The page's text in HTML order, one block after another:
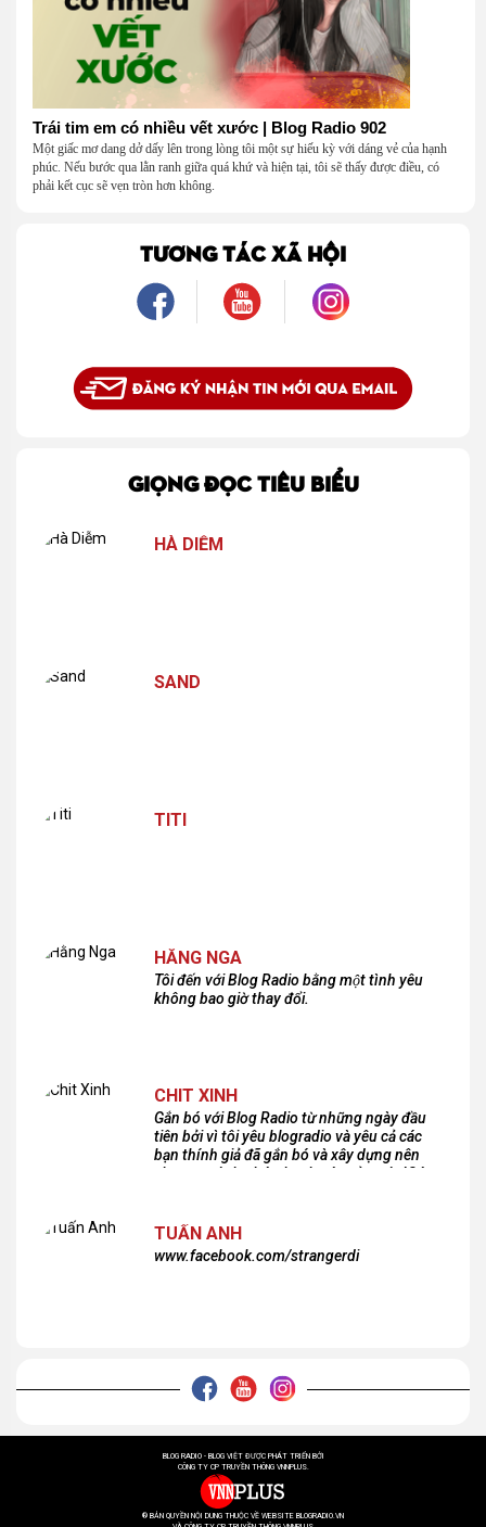
Trái tim em có nhiều vết xước | Blog Radio 902
Một giấc mơ dang dở dấy lên trong lòng tôi một sự hiếu kỳ với dáng vẻ của hạnh
phúc. Nếu bước qua lằn ranh giữa quá khứ và hiện tại, tôi sẽ thấy được điều, có
phải kết cục sẽ vẹn tròn hơn không.
TƯƠNG TÁC XÃ HỘI
GIỌNG ĐỌC TIÊU BIỂU
HÀ DIỄM
SAND
TITI
HẰNG NGA
Tôi đến với Blog Radio bằng một tình yêu
không bao giờ thay đổi.
CHIT XINH
Gắn bó với Blog Radio từ những ngày đầu
tiên bởi vì tôi yêu blogradio và yêu cả các
bạn thính giả đã gắn bó và xây dựng nên
chương trình phát thanh xúc cảm này!Cám
TUẤN ANH
www.facebook.com/strangerdi
BLOG RADIO - BLOG VIỆT ĐƯỢC PHÁT TRIỂN BỞI
CÔNG TY CP TRUYỀN THÔNG VNNPLUS.
® BẢN QUYỀN NỘI DUNG THUỘC VỀ WEBSITE BLOGRADIO.VN